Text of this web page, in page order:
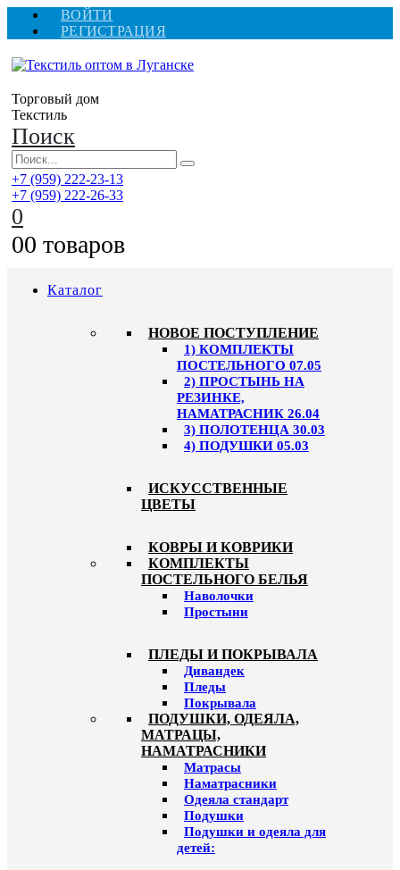
ВОЙТИ
РЕГИСТРАЦИЯ
Торговый дом
Текстиль
Поиск
+7 (959) 222-23-13
+7 (959) 222-26-33
0
00 товаров
Каталог
HОВОЕ ПОСТУПЛЕНИЕ
1) КОМПЛЕКТЫ
ПОСТЕЛЬНОГО 07.05
2) ПРОСТЫНЬ НА
РЕЗИНКЕ,
НАМАТРАСНИК 26.04
3) ПОЛОТЕНЦА 30.03
4) ПОДУШКИ 05.03
ИСКУССТВЕННЫЕ
ЦВЕТЫ
КОВРЫ И КОВРИКИ
КОМПЛЕКТЫ
ПОСТЕЛЬНОГО БЕЛЬЯ
Наволочки
Простыни
ПЛЕДЫ И ПОКРЫВАЛА
Дивандек
Пледы
Покрывала
ПОДУШКИ, ОДЕЯЛА,
МАТРАЦЫ,
НАМАТРАСНИКИ
Матрасы
Наматрасники
Одеяла стандарт
Подушки
Подушки и одеяла для
детей: